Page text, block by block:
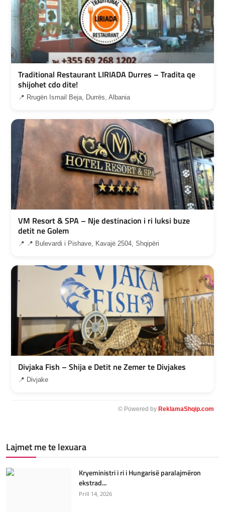
Traditional Restaurant LIRIADA Durres – Tradita qe
shijohet cdo dite!
📍 Rrugën Ismail Beja, Durrës, Albania
VM Resort & SPA – Nje destinacion i ri luksi buze
detit ne Golem
📍 📍 Bulevardi i Pishave, Kavajë 2504, Shqipëri
Divjaka Fish – Shija e Detit ne Zemer te Divjakes
📍 Divjake
© Powered by ReklamaShqip.com
Lajmet me te lexuara
Kryeministri i ri i Hungarisë paralajmëron
ekstrad...
Prill 14, 2026